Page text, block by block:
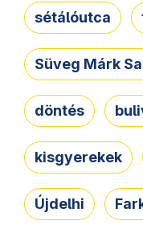
sétálóutca
Süveg Márk
döntés
kisgyerekek
Újdelhi